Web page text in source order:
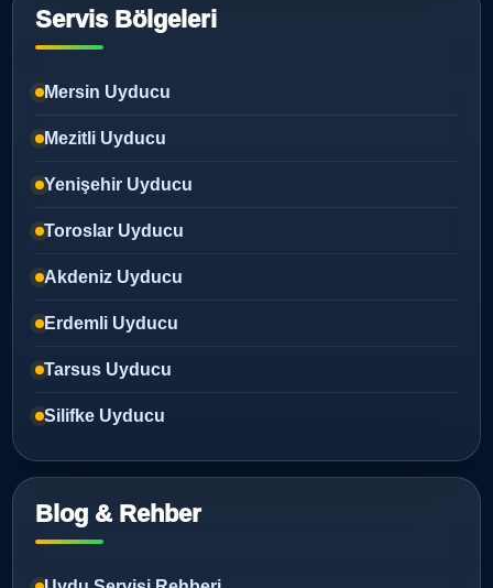
Servis Bölgeleri
Mersin Uyducu
Mezitli Uyducu
Yenişehir Uyducu
Toroslar Uyducu
Akdeniz Uyducu
Erdemli Uyducu
Tarsus Uyducu
Silifke Uyducu
Blog & Rehber